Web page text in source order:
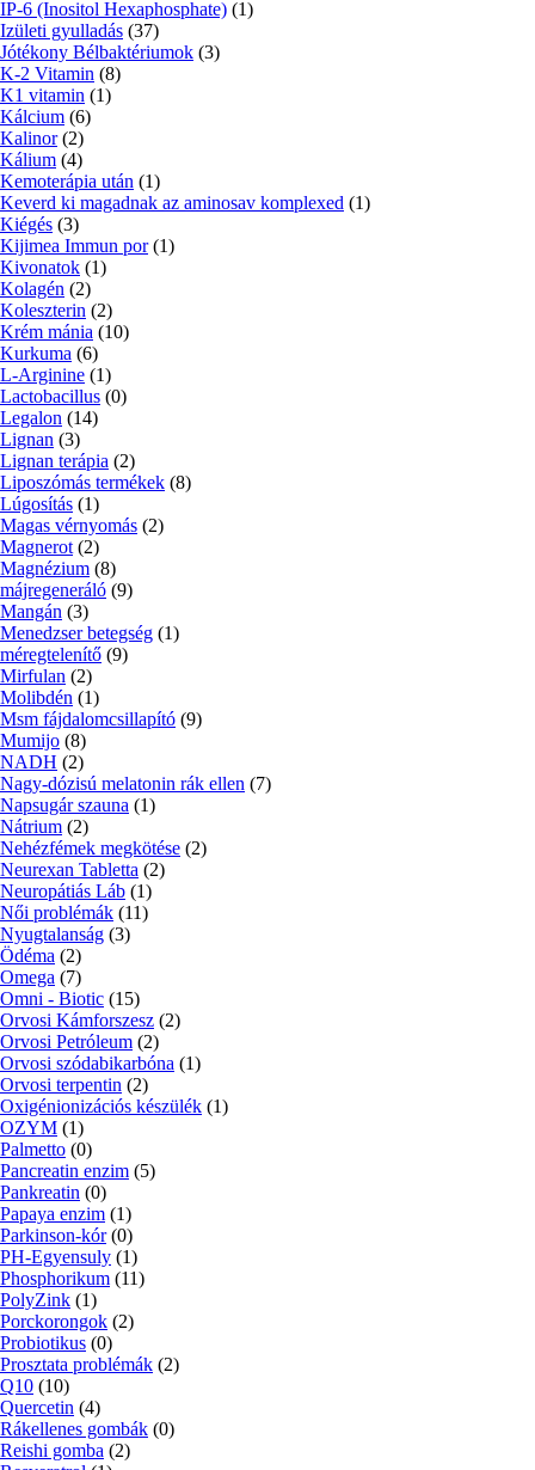
IP-6 (Inositol Hexaphosphate) (1)
Izületi gyulladás (37)
Jótékony Bélbaktériumok (3)
K-2 Vitamin (8)
K1 vitamin (1)
Kálcium (6)
Kalinor (2)
Kálium (4)
Kemoterápia után (1)
Keverd ki magadnak az aminosav komplexed (1)
Kiégés (3)
Kijimea Immun por (1)
Kivonatok (1)
Kolagén (2)
Koleszterin (2)
Krém mánia (10)
Kurkuma (6)
L-Arginine (1)
Lactobacillus (0)
Legalon (14)
Lignan (3)
Lignan terápia (2)
Liposzómás termékek (8)
Lúgosítás (1)
Magas vérnyomás (2)
Magnerot (2)
Magnézium (8)
májregeneráló (9)
Mangán (3)
Menedzser betegség (1)
méregtelenítő (9)
Mirfulan (2)
Molibdén (1)
Msm fájdalomcsillapító (9)
Mumijo (8)
NADH (2)
Nagy-dózisú melatonin rák ellen (7)
Napsugár szauna (1)
Nátrium (2)
Nehézfémek megkötése (2)
Neurexan Tabletta (2)
Neuropátiás Láb (1)
Női problémák (11)
Nyugtalanság (3)
Ödéma (2)
Omega (7)
Omni - Biotic (15)
Orvosi Kámforszesz (2)
Orvosi Petróleum (2)
Orvosi szódabikarbóna (1)
Orvosi terpentin (2)
Oxigénionizációs készülék (1)
OZYM (1)
Palmetto (0)
Pancreatin enzim (5)
Pankreatin (0)
Papaya enzim (1)
Parkinson-kór (0)
PH-Egyensuly (1)
Phosphorikum (11)
PolyZink (1)
Porckorongok (2)
Probiotikus (0)
Prosztata problémák (2)
Q10 (10)
Quercetin (4)
Rákellenes gombák (0)
Reishi gomba (2)